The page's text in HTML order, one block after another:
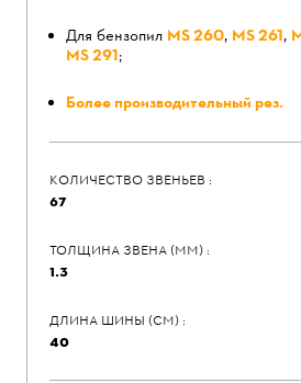
Для бензопил MS 260, MS 261,
MS 291;
Более производительный рез.
КОЛИЧЕСТВО ЗВЕНЬЕВ :
67
ТОЛЩИНА ЗВЕНА (ММ) :
1.3
ДЛИНА ШИНЫ (СМ) :
40